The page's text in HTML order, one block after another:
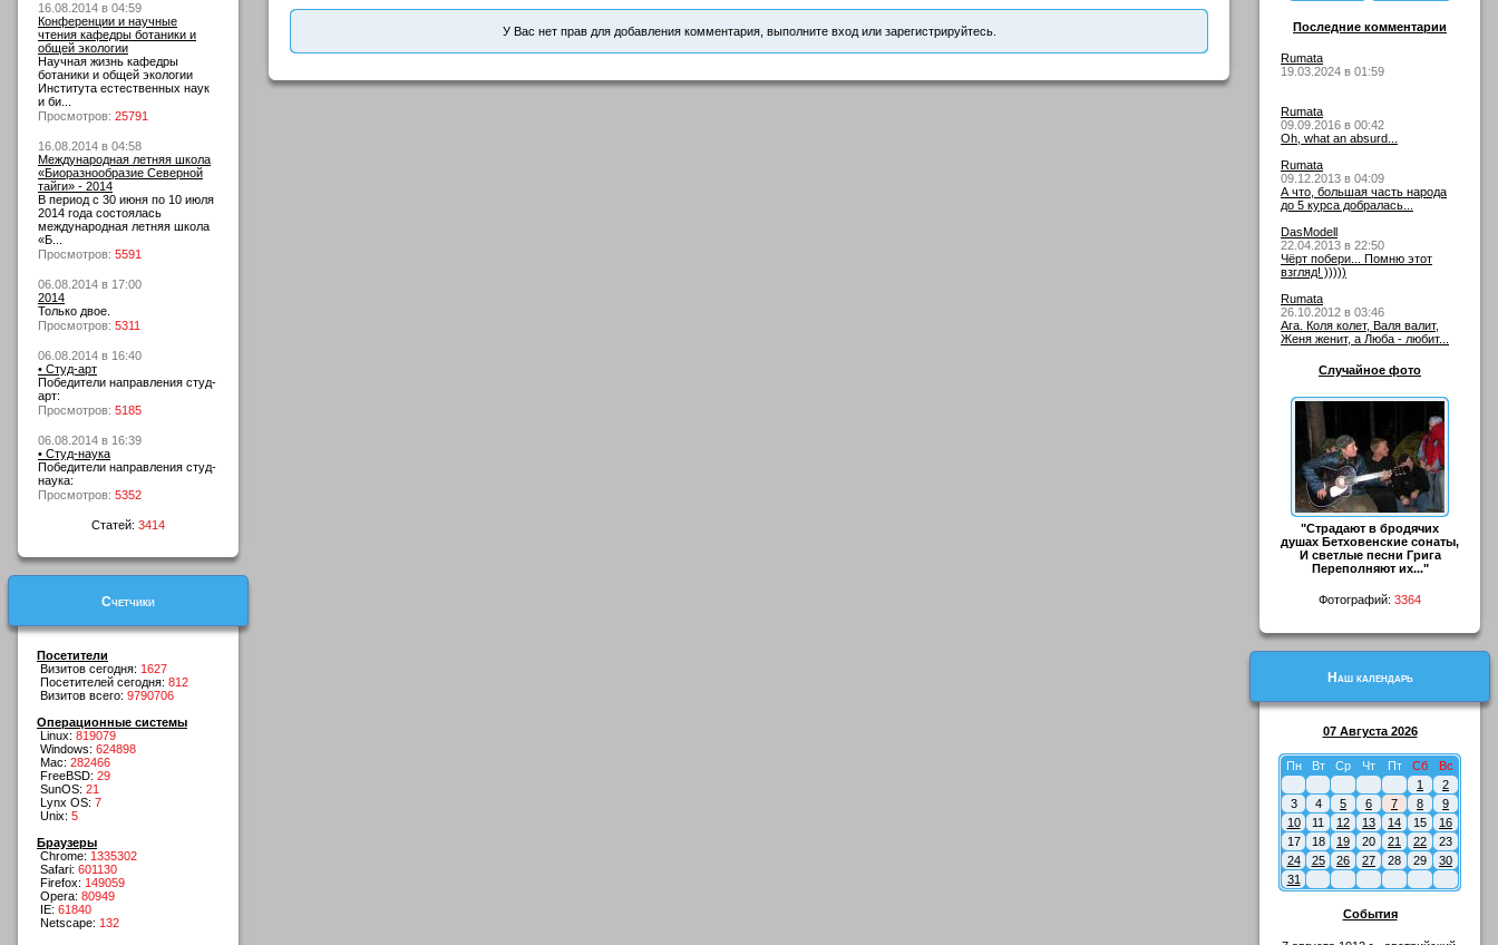
16.08.2014 в 04:59
Конференции и научные
чтения кафедры ботаники и
общей экологии
Научная жизнь кафедры
ботаники и общей экологии
Института естественных наук
и би...
Просмотров: 25791
16.08.2014 в 04:58
Международная летняя школа
«Биоразнообразие Северной
тайги» - 2014
В период с 30 июня по 10 июля
2014 года состоялась
международная летняя школа
«Б...
Просмотров: 5591
06.08.2014 в 17:00
2014
Только двое.
Просмотров: 5311
06.08.2014 в 16:40
• Студ-арт
Победители направления студ-
арт:
Просмотров: 5185
06.08.2014 в 16:39
• Студ-наука
Победители направления студ-
наука:
Просмотров: 5352
Статей: 3414
Счетчики
Посетители
Визитов сегодня: 1627
Посетителей сегодня: 812
Визитов всего: 9790706
Операционные системы
Linux: 819079
Windows: 624898
Mac: 282466
FreeBSD: 29
SunOS: 21
Lynx OS: 7
Unix: 5
Браузеры
Chrome: 1335302
Safari: 601130
Firefox: 149059
Opera: 80949
IE: 61840
Netscape: 132
У Вас нет прав для добавления комментария, выполните вход или зарегистрируйтесь. Последние комментарии
Rumata
19.03.2024 в 01:59
Rumata
09.09.2016 в 00:42
Oh, what an absurd...
Rumata
09.12.2013 в 04:09
А что, большая часть народа
до 5 курса добралась...
DasModell
22.04.2013 в 22:50
Чёрт побери... Помню этот
взгляд! )))))
Rumata
26.10.2012 в 03:46
Ага. Коля колет, Валя валит,
Женя женит, а Люба - любит...
Случайное фото
"Страдают в бродячих
душах Бетховенские сонаты,
И светлые песни Грига
Переполняют их..."
Фотографий: 3364
Наш календарь
07 Августа 2026
Пн Вт Ср Чт Пт Сб
Вс
1
2
3
4 5 6 7 8
9
10
11 12 13 14 15
16
17
18 19 20 21 22
23
24
25 26 27 28 29
30
31
События